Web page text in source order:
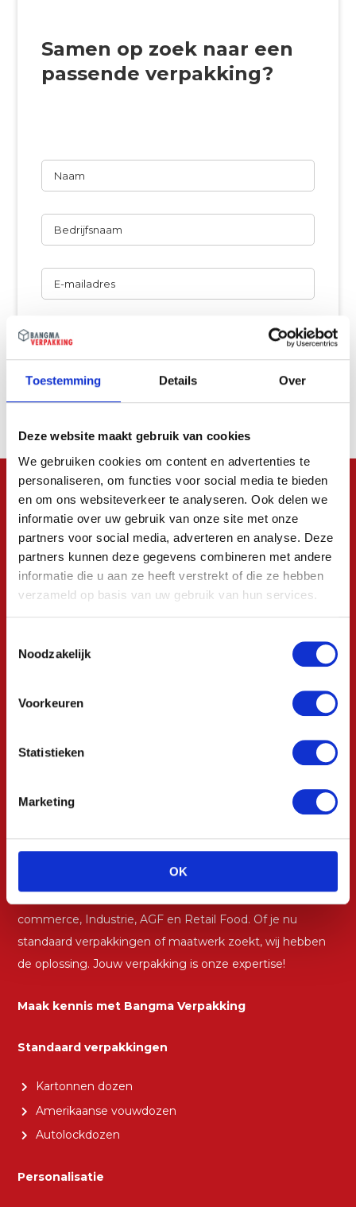
Toestemming Details Over
Deze website maakt gebruik van cookies
We gebruiken cookies om content en advertenties te
personaliseren, om functies voor social media te bieden
en om ons websiteverkeer te analyseren. Ook delen we
informatie over uw gebruik van onze site met onze
partners voor social media, adverteren en analyse. Deze
partners kunnen deze gegevens combineren met andere
informatie die u aan ze heeft verstrekt of die ze hebben
verzameld op basis van uw gebruik van hun services.
Noodzakelijk
Voorkeuren
Statistieken
Marketing
OK
Samen op zoek naar een
passende verpakking?
Naam
Bedrijfsnaam
E-
mailadres
Uw
Bangma Verpakking is jouw specialist in (kartonnen)
verpakkingen. Wij bieden een totaalpakket aan, van
beschermingsmaterialen.
Met passie leveren wij aan diverse sectoren, zoals E-
commerce, Industrie, AGF en Retail Food. Of je nu
standaard verpakkingen of maatwerk zoekt, wij hebben
de oplossing. Jouw verpakking is onze expertise!
Maak kennis met Bangma Verpakking
Standaard verpakkingen
Kartonnen dozen
Amerikaanse vouwdozen
Autolockdozen
Personalisatie